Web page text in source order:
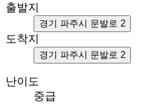
출발지
경기 파주시 문발로 2
도착지
경기 파주시 문발로 2
난이도
중급